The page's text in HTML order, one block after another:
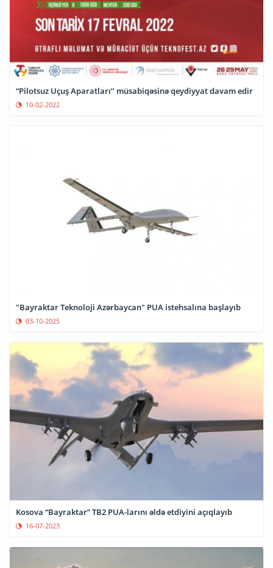
“Pilotsuz Uçuş Aparatları’’ müsabiqəsinə qeydiyyat davam edir
10-02-2022
"Bayraktar Teknoloji Azərbaycan" PUA istehsalına başlayıb
03-10-2025
Kosova “Bayraktar” TB2 PUA-larını əldə etdiyini açıqlayıb
16-07-2023